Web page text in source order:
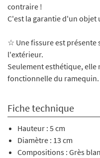
contraire !
C'est la garantie d'un objet
☆ Une fissure est présente
l'extérieur.
Seulement esthétique,
fonctionnelle du ramequin.
Fiche technique
Hauteur : 5 cm
Diamètre : 13 cm
Compositions : Grès